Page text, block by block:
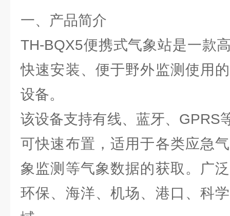
一、产品简介
TH-BQX5便携式气象站是一款
快速安装、便于野外监测使用
设备。
该设备支持有线、蓝牙、GPRS
可快速布置，适用于各类应急
象监测等气象数据的获取。广
环保、海洋、机场、港口、科